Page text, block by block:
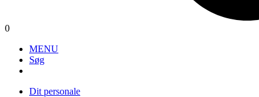
0
MENU
Søg
Dit personale